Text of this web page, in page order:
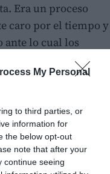
My Personal
to third parties, or
information for
the below opt-out
note that after your
continue seeing
Era un proceso
caro por el tiempo y
lo cual los
paso de gigante
Debía aprender a
iba a permitir
y con un claro
y,allí se convierte